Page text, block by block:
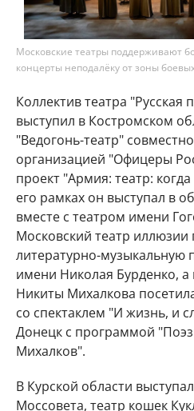
Московские театры поддерживают
концерты неподалёку от зоны
Коллектив театра "Русская
выступил в Костромском
"Ведогонь-театр"
организацией "Офицеры
проект "Армия: театр:
его рамках он выступал в
вместе с театром имени
Московский театр иллюзии
литературно-музыкальную
имени Николая Бурденко, а
Никиты Михалкова
со спектаклем "И жизнь, и
Донецк с программой
Михалков".
В Курской области
Моссовета, театр кошек